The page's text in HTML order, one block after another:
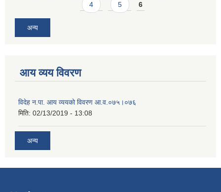
4 5 6
अन्य
आय व्यय विवरण
विदेह न.पा. आय व्ययको विवरण आ.व.०७५।०७६
मिति: 02/13/2019 - 13:08
अन्य